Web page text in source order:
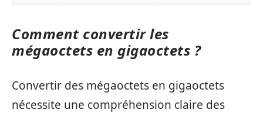
Comment convertir les
mégaoctets en gigaoctets ?
Convertir des mégaoctets en gigaoctets
nécessite une compréhension claire des